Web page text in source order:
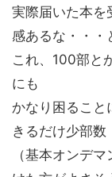
実際届いた本を
感あるな・・・
これ、100部と
にも
かなり困ること
きるだけ少部数
（基本オンデ